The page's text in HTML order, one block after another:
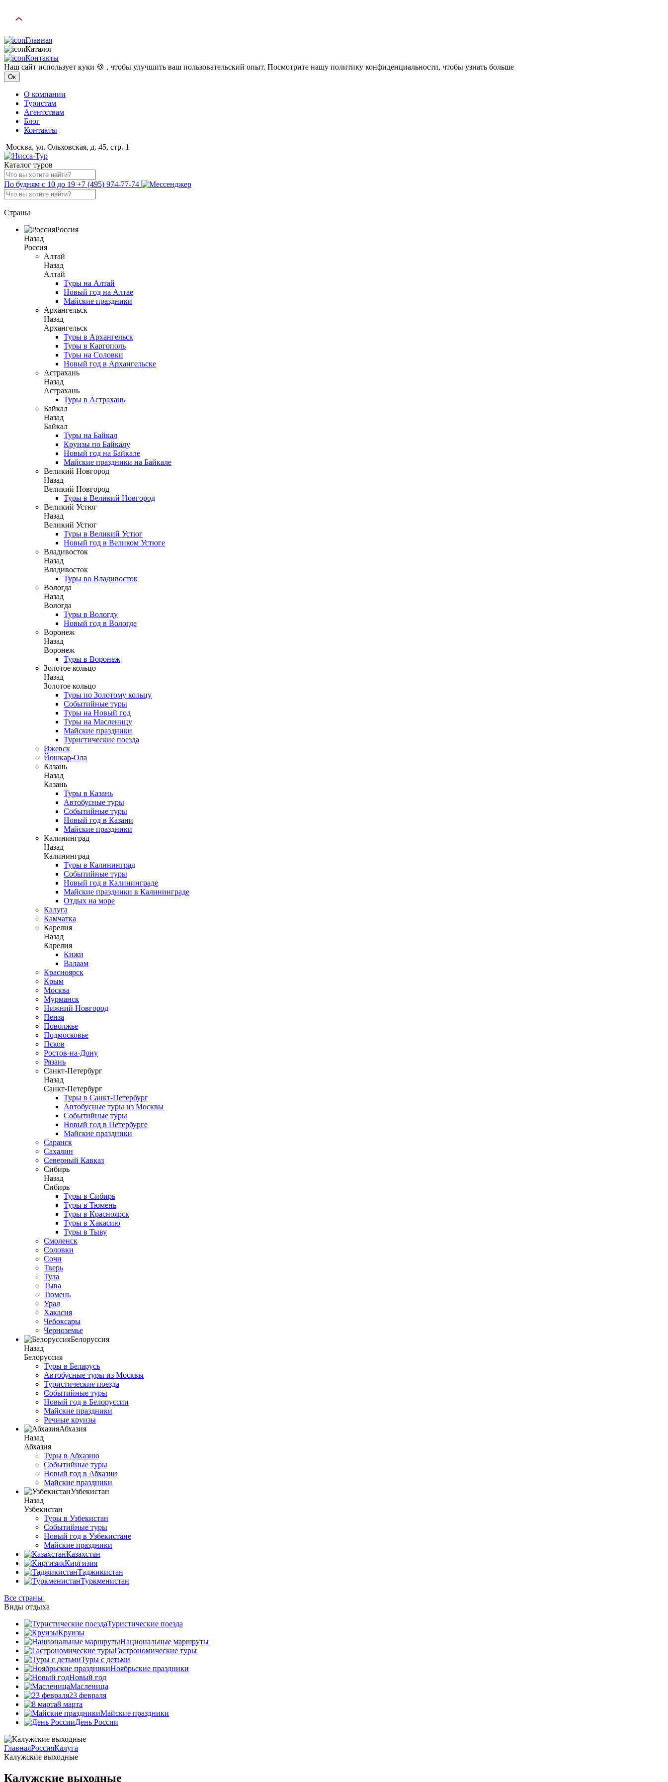
Главная
Каталог
Контакты
Наш сайт использует куки 🍪 , чтобы улучшить ваш пользовательский опыт. Посмотрите нашу политику конфиденциальности, чтобы узнать больше
Ок
О компании
Туристам
Агентствам
Блог
Контакты
Москва, ул. Ольховская, д. 45, стр. 1
Каталог туров
По будням с 10 до 19 +7 (495) 974-77-74
Страны
Россия
Назад
Россия
Алтай
Назад
Алтай
Туры на Алтай
Новый год на Алтае
Майские праздники
Архангельск
Назад
Архангельск
Туры в Архангельск
Туры в Каргополь
Туры на Соловки
Новый год в Архангельске
Астрахань
Назад
Астрахань
Туры в Астрахань
Байкал
Назад
Байкал
Туры на Байкал
Круизы по Байкалу
Новый год на Байкале
Майские праздники на Байкале
Великий Новгород
Назад
Великий Новгород
Туры в Великий Новгород
Великий Устюг
Назад
Великий Устюг
Туры в Великий Устюг
Новый год в Великом Устюге
Владивосток
Назад
Владивосток
Туры во Владивосток
Вологда
Назад
Вологда
Туры в Вологду
Новый год в Вологде
Воронеж
Назад
Воронеж
Туры в Воронеж
Золотое кольцо
Назад
Золотое кольцо
Туры по Золотому кольцу
Событийные туры
Туры на Новый год
Туры на Масленицу
Майские праздники
Туристические поезда
Ижевск
Йошкар-Ола
Казань
Назад
Казань
Туры в Казань
Автобусные туры
Событийные туры
Новый год в Казани
Майские праздники
Калининград
Назад
Калининград
Туры в Калининград
Событийные туры
Новый год в Калининграде
Майские праздники в Калининграде
Отдых на море
Калуга
Камчатка
Карелия
Назад
Карелия
Кижи
Валаам
Красноярск
Крым
Москва
Мурманск
Нижний Новгород
Пенза
Поволжье
Подмосковье
Псков
Ростов-на-Дону
Рязань
Санкт-Петербург
Назад
Санкт-Петербург
Туры в Санкт-Петербург
Автобусные туры из Москвы
Событийные туры
Новый год в Петербурге
Майские праздники
Саранск
Сахалин
Северный Кавказ
Сибирь
Назад
Сибирь
Туры в Сибирь
Туры в Тюмень
Туры в Красноярск
Туры в Хакасию
Туры в Тыву
Смоленск
Соловки
Сочи
Тверь
Тула
Тыва
Тюмень
Урал
Хакасия
Чебоксары
Черноземье
Белоруссия
Назад
Белоруссия
Туры в Беларусь
Автобусные туры из Москвы
Туристические поезда
Событийные туры
Новый год в Белоруссии
Майские праздники
Речные круизы
Абхазия
Назад
Абхазия
Туры в Абхазию
Событийные туры
Новый год в Абхазии
Майские праздники
Узбекистан
Назад
Узбекистан
Туры в Узбекистан
Событийные туры
Новый год в Узбекистане
Майские праздники
Казахстан
Киргизия
Таджикистан
Туркменистан
Все страны
Виды отдыха
Туристические поезда
Круизы
Национальные маршруты
Гастрономические туры
Туры с детьми
Ноябрьские праздники
Новый год
Масленица
23 февраля
8 марта
Майские праздники
День России
ГлавнаяРоссияКалуга
Калужские выходные
Калужские выходные